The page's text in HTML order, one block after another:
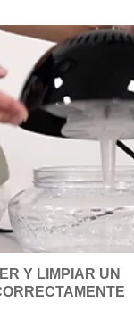
Y LIMPIAR UN